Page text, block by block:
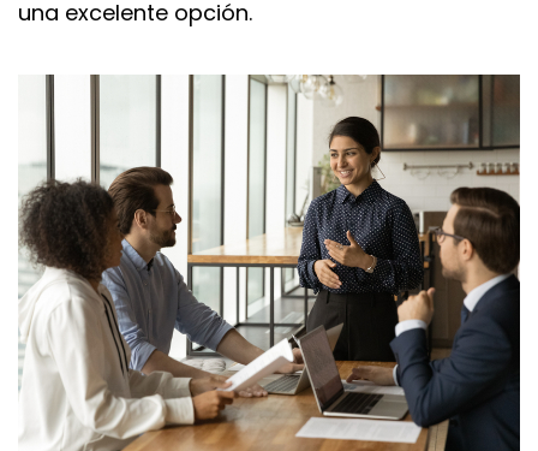
una excelente opción.